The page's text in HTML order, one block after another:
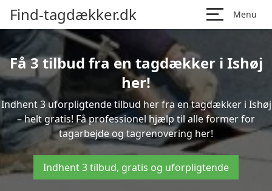
Find-tagdækker.dk Menu
Få 3 tilbud fra en tagdækker i Ishøj
her!
Indhent 3 uforpligtende tilbud her fra en tagdækker i Ishøj
– helt gratis! Få professionel hjælp til alle former for
tagarbejde og tagrenovering her!
Indhent 3 tilbud, gratis og uforpligtende